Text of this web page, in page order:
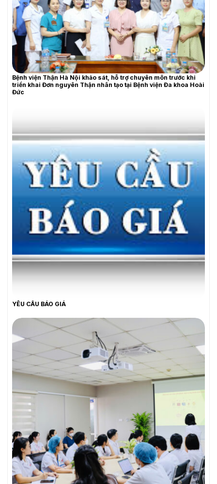
YÊU CẦU BÁO GIÁ
Bệnh viện Thận Hà Nội khảo sát, hỗ trợ chuyên môn trước khi
triển khai Đơn nguyên Thận nhân tạo tại Bệnh viện Đa khoa Hoài
Đức
YÊU CẦU BÁO GIÁ